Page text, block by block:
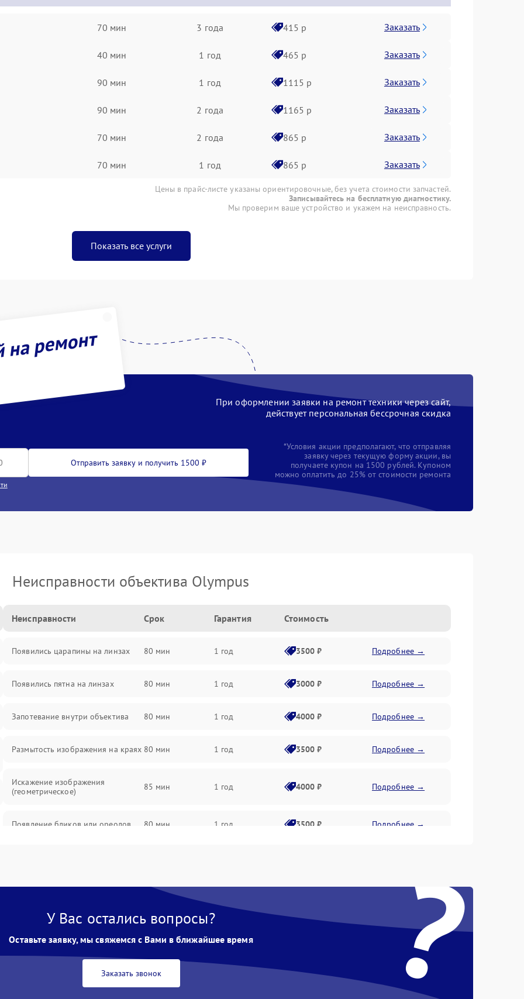
70 мин 3 года 415 р Заказать
40 мин 1 год 465 р Заказать
90 мин 1 год 1115 р Заказать
90 мин 2 года 1165 р Заказать
70 мин 2 года 865 р Заказать
70 мин 1 год 865 р Заказать
Цены в прайс-листе указаны ориентировочные, без учета стоимости запчастей.
Записывайтесь на бесплатную диагностику.
Мы проверим ваше устройство и укажем на неисправность.
Показать все услуги
ремонт
При оформлении заявки на ремонт техники через сайт,
действует персональная бессрочная скидка
Отправить заявку и получить 1500 ₽
*Условия акции предполагают, что отправляя
заявку через текущую форму акции, вы
получаете купон на 1500 рублей. Купоном
можно оплатить до 25% от стоимости ремонта
Неисправности объектива Olympus
Неисправности Срок Гарантия Стоимость
Появились царапины на линзах 80 мин 1 год 3500 ₽ Подробнее →
Появились пятна на линзах 80 мин 1 год 3000 ₽ Подробнее →
Запотевание внутри объектива 80 мин 1 год 4000 ₽ Подробнее →
Размытость изображения на краях 80 мин 1 год 3500 ₽ Подробнее →
Искажение изображения
(геометрическое)
85 мин 1 год 4000 ₽ Подробнее →
Появление бликов или ореолов 80 мин 1 год 3500 ₽ Подробнее →
?
У Вас остались вопросы?
Оставьте заявку, мы свяжемся с Вами в ближайшее время
Заказать звонок